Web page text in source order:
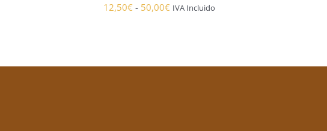
12,50€ - 50,00€ Rango
IVA Incluido